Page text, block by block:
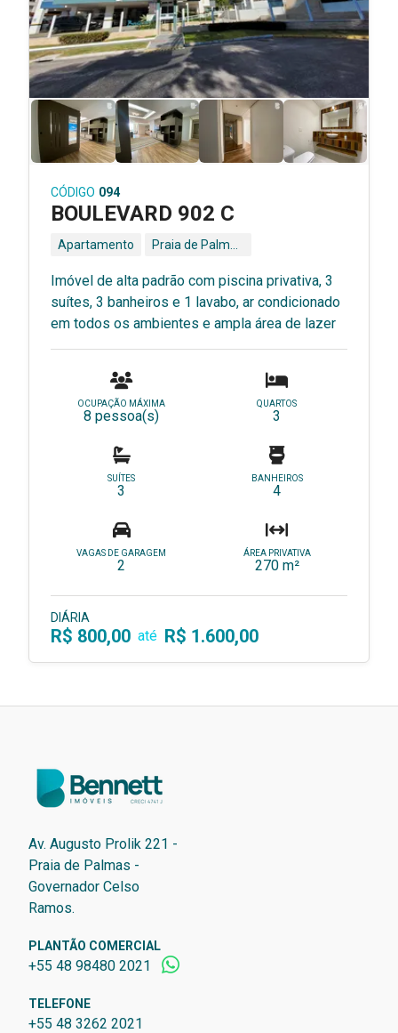
CÓDIGO 094
BOULEVARD 902 C
Apartamento
Imóvel de alta padrão com piscina privativa, 3
suítes, 3 banheiros e 1 lavabo, ar condicionado
em todos os ambientes e ampla área de lazer
OCUPAÇÃO MÁXIMA
8 pessoa(s)
QUARTOS
3
SUÍTES
3
BANHEIROS
4
VAGAS DE GARAGEM
2
ÁREA PRIVATIVA
270 m²
DIÁRIA
R$ 800,00 até R$ 1.600,00
Av. Augusto Prolik 221 -
Praia de Palmas -
Governador Celso
Ramos.
PLANTÃO COMERCIAL
+55 48 98480 2021
TELEFONE
+55 48 3262 2021